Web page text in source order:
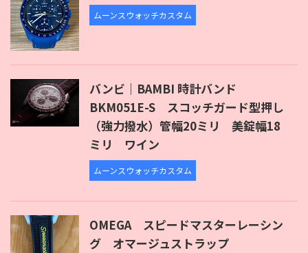
ムーンスウォッチカスタム
バンビ｜BAMBI 時計バンド
BKM051E-S スコッチガード型押し
（強力撥水）管幅20ミリ 美錠幅18
ミリ ワイン
ムーンスウォッチカスタム
OMEGA スピードマスターレーシン
グ オマージュストラップ